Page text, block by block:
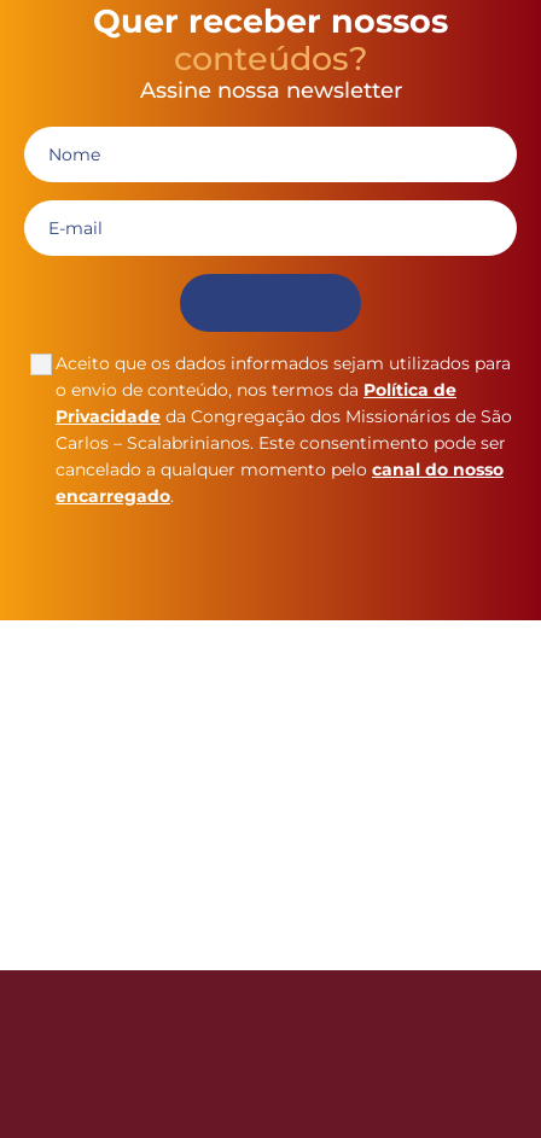
Quer receber nossos
conteúdos?
Assine nossa newsletter
Aceito que os dados informados sejam utilizados para
o envio de conteúdo, nos termos da Política de
Privacidade da Congregação dos Missionários de São
Carlos – Scalabrinianos. Este consentimento pode ser
cancelado a qualquer momento pelo canal do nosso
encarregado.